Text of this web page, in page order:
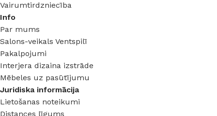
Vairumtirdzniecība
Info
Par mums
Salons-veikals Ventspilī
Pakalpojumi
Interjera dizaina izstrāde
Mēbeles uz pasūtījumu
Juridiska informācija
Lietošanas noteikumi
Distances līgums